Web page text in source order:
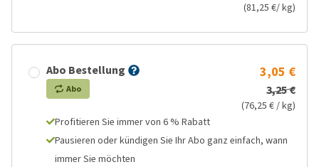
(81,25 €/ kg)
Abo Bestellung
Abo
3,05 €
3,25 €
(76,25 € / kg)
Profitieren Sie immer von 6 % Rabatt
Pausieren oder kündigen Sie Ihr Abo ganz einfach, wann
immer Sie möchten